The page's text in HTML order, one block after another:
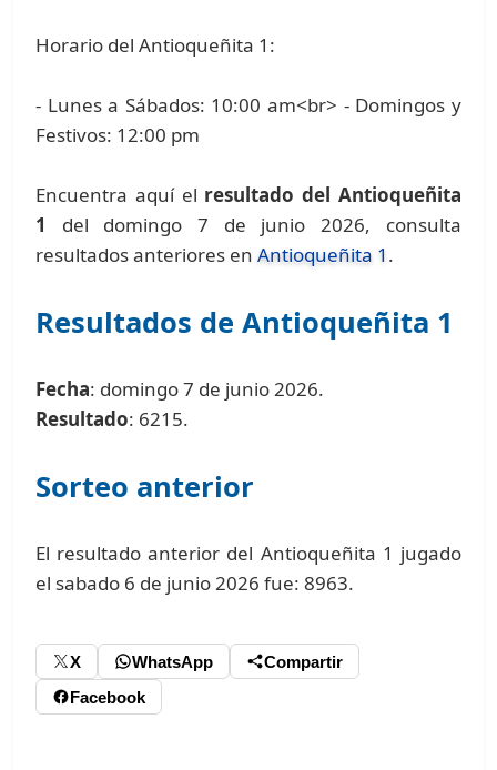
Horario del Antioqueñita 1:
- Lunes a Sábados: 10:00 am<br> - Domingos y
Festivos: 12:00 pm
Encuentra aquí el resultado del Antioqueñita
1
del domingo 7 de junio 2026, consulta
resultados anteriores enAntioqueñita 1.
Resultados de Antioqueñita 1
Fecha: domingo 7 de junio 2026.
Resultado: 6215.
Sorteo anterior
El resultado anterior del Antioqueñita 1 jugado
el sabado 6 de junio 2026 fue: 8963.
X WhatsApp
Compartir
Facebook